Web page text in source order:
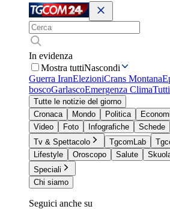
In evidenza
Mostra tuttiNascondi
Guerra IranElezioniCrans Montana
boscoGarlascoEmergenza Clima
Tutte le notizie del giorno
Cronaca
Mondo Politica
Video
Foto Infografiche
Schede
Tv & Spettacolo
TgcomLab
Lifestyle
Oroscopo Salute
Speciali
Chi siamo
Seguici anche su